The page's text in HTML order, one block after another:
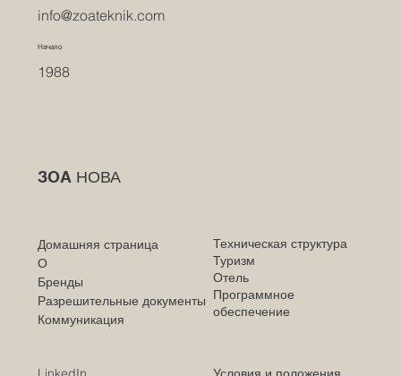
info@zoateknik.com
Начало
1988
ЗОА НОВА
Домашняя страница
О
Бренды
Разрешительные документы
Коммуникация
Техническая структура
Туризм
Отель
Программное
обеспечение